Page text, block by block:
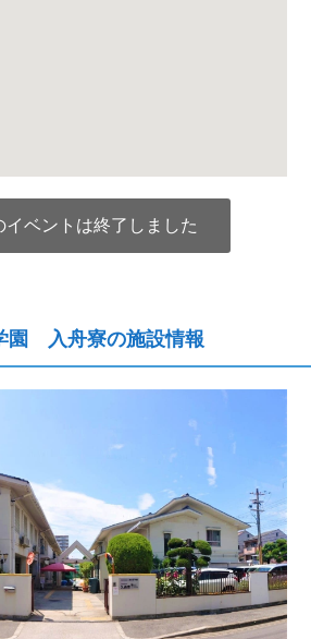
イベントは終了しました
園 入舟寮の施設情報